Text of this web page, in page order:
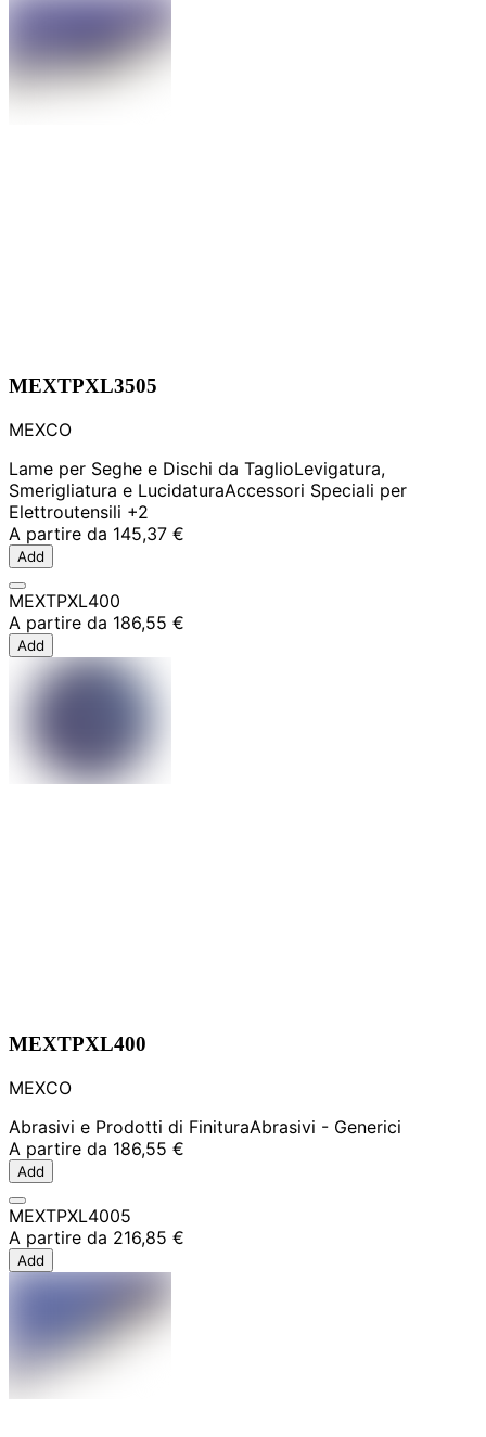
MEXTPXL3505
MEXCO
Lame per Seghe e Dischi da TaglioLevigatura,
Smerigliatura e LucidaturaAccessori Speciali per
Elettroutensili +2
A partire da 145,37 €
Add
MEXTPXL400
A partire da 186,55 €
Add
MEXTPXL400
MEXCO
Abrasivi e Prodotti di FinituraAbrasivi - Generici
A partire da 186,55 €
Add
MEXTPXL4005
A partire da 216,85 €
Add